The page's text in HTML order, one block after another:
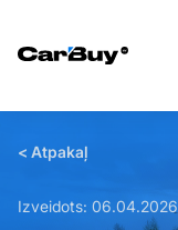
< Atpakaļ
Izveidots: 06.04.2026